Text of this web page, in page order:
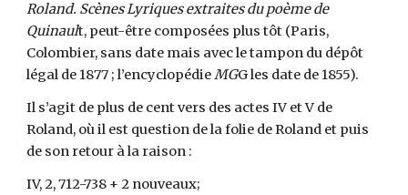
Roland. Scènes Lyriques extraites du poème de
Quinault, peut-être composées plus tôt (Paris,
Colombier, sans date mais avec le tampon du dépôt
légal de 1877 ; l’encyclopédieMGG les date de 1855).
Il s’agit de plus de cent vers des actes IV et V de
Roland, où il est question de la folie de Roland et puis
de son retour à la raison :
IV, 2, 712-738 + 2 nouveaux;